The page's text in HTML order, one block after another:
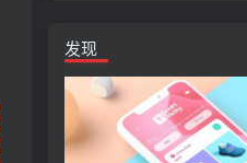
发现